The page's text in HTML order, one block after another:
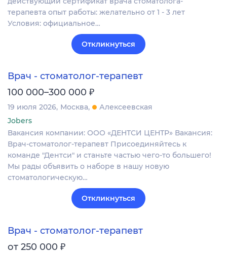
терапевта опыт работы: желательно от 1 - 3 лет
Условия: официальное…
Откликнуться
Врач - стоматолог-терапевт
100 000–300 000 ₽
19 июля 2026 Москва
Алексеевская
Jobers
Вакансия компании: ООО «ДЕНТСИ ЦЕНТР» Вакансия:
Врач-стоматолог-терапевт Присоединяйтесь к
команде "Дентси" и станьте частью чего-то большего!
Мы рады объявить о наборе в нашу новую
стоматологическую…
Откликнуться
Врач - стоматолог-терапевт
от 250 000 ₽